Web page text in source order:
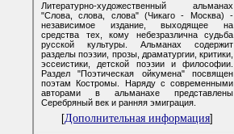
Литературно-художественный альманах
"Слова, слова, слова" (Чикаго - Москва) -
независимое издание, выходящее на
средства тех, кому небезразлична судьба
русской культуры. Альманах содержит
разделы поэзии, прозы, драматургии, критики,
эссеистики, детской поэзии и философии.
Раздел "Поэтическая ойкумена" посвящен
поэтам Костромы. Наряду с современными
авторами в альманахе представлены
Серебряный век и ранняя эмиграция.
[Дополнительная информация]